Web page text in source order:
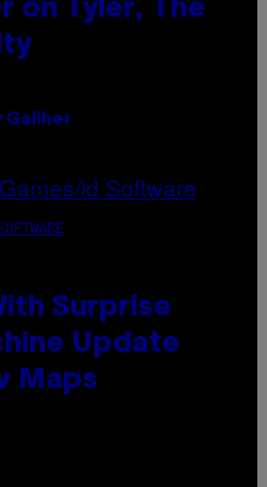
on Tyler, The
Galiher
Surprise
Update
Maps